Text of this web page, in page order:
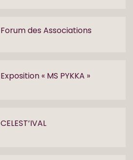
Forum des Associations
Exposition « MS PYKKA »
CELEST’IVAL